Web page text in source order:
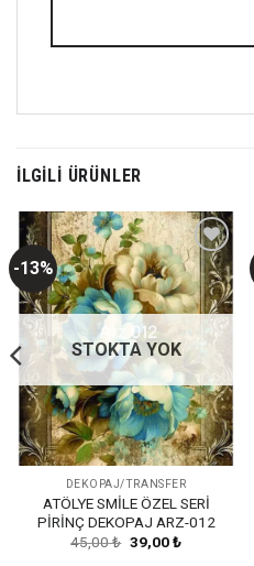
İLGILI ÜRÜNLER
-13%
Favorilerime
Ekle
STOKTA YOK
DEKOPAJ/TRANSFER
ATÖLYE SMİLE ÖZEL SERİ
PİRİNÇ DEKOPAJ ARZ-012
45,00₺ Orijinal
fiyat:
39,00₺Şu